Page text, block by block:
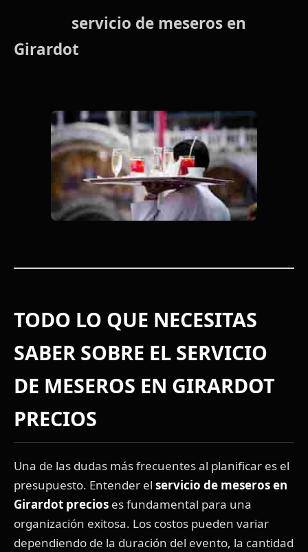
servicio de meseros en
Girardot
TODO LO QUE NECESITAS
SABER SOBRE EL SERVICIO
DE MESEROS EN GIRARDOT
PRECIOS
Una de las dudas más frecuentes al planificar es el
presupuesto. Entender el servicio de meseros en
Girardot precios es fundamental para una
organización exitosa. Los costos pueden variar
dependiendo de la duración del evento, la cantidad